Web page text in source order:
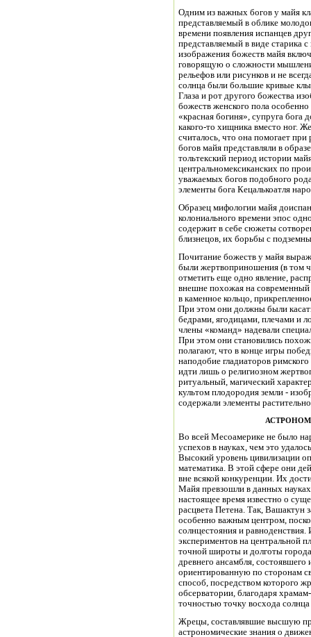
Одним из важных богов у майя
представляемый в облике
времени появления испанцев
представляемый в виде старика
изображения божеств майя
говорящую о сложности
рельефов или рисунков и не
солнца были большие кривые
Глаза и рот другого божества
божеств женского пола
«красная богиня», супруга бога
какого-то хищника вместо ног.
считалось, что она помогает
богов майя представляли в
тольтекский период истории
центральномексиканских по
уважаемых богов подобного
элементы бога Кецалькоатля
Образец мифологии майя
колониального времени эпос
содержит в себе сюжеты
близнецов, их борьбы с
Почитание божеств у майя
были жертвоприношения (в том
отметить еще одно явление,
внешне похожая на
в каменное кольцо,
При этом они должны были
бедрами, ягодицами, плечами и
члены «команд» надевали
При этом они становились
полагают, что в конце игры
наподобие гладиаторов
идти лишь о религиозном
ритуальный, магический
культом плодородия земли -
содержали элементы
Во всей Месоамерике не было
успехов в науках, чем это
Высокий уровень цивилизации
математика. В этой сфере они
вне всякой конкуренции. Их
Майя превзошли в данных
настоящее время известно о
расцвета Петена. Так, Вашактун
особенно важным центром,
солнцестояния и
экспериментов на центральной
точной широты и долготы
древнего ансамбля,
ориентированную по сторонам
способ, посредством которого
обсерватории, благодаря
точностью точку восхода
Жрецы, составлявшие высшую
астрономические знания о